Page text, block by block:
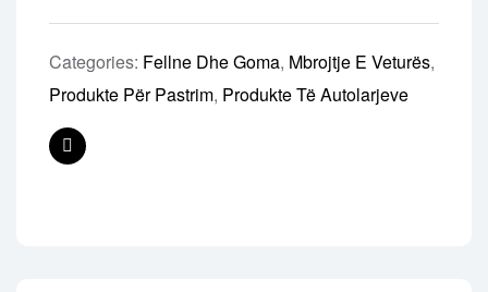
Categories: Fellne Dhe Goma, Mbrojtje E Veturës,
Produkte Për Pastrim, Produkte Të Autolarjeve
Facebook